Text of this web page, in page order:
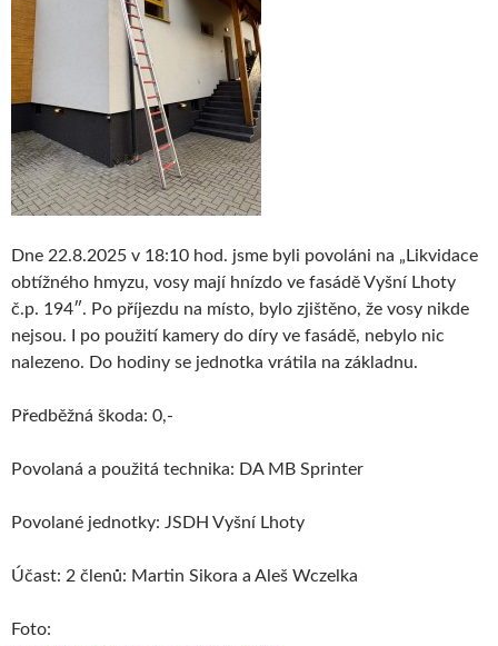
Dne 22.8.2025 v 18:10 hod. jsme byli povoláni na „Likvidace
obtížného hmyzu, vosy mají hnízdo ve fasádě Vyšní Lhoty
č.p. 194″. Po příjezdu na místo, bylo zjištěno, že vosy nikde
nejsou. I po použití kamery do díry ve fasádě, nebylo nic
nalezeno. Do hodiny se jednotka vrátila na základnu.
Předběžná škoda: 0,-
Povolaná a použitá technika: DA MB Sprinter
Povolané jednotky: JSDH Vyšní Lhoty
Účast: 2 členů: Martin Sikora a Aleš Wczelka
Foto: